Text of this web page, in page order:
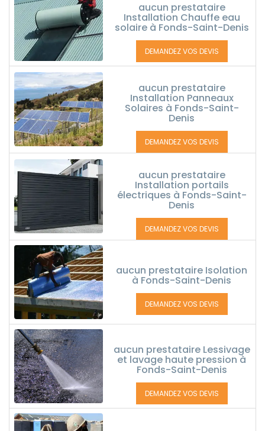
aucun prestataire
Installation Chauffe eau
solaire à Fonds-Saint-Denis
DEMANDEZ VOS DEVIS
aucun prestataire
Installation Panneaux
Solaires à Fonds-Saint-
Denis
DEMANDEZ VOS DEVIS
aucun prestataire
Installation portails
électriques à Fonds-Saint-
Denis
DEMANDEZ VOS DEVIS
aucun prestataire Isolation
à Fonds-Saint-Denis
DEMANDEZ VOS DEVIS
aucun prestataire Lessivage
et lavage haute pression à
Fonds-Saint-Denis
DEMANDEZ VOS DEVIS